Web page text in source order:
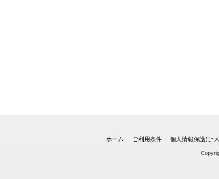
ホーム ご利用条件 個人情報保護につ